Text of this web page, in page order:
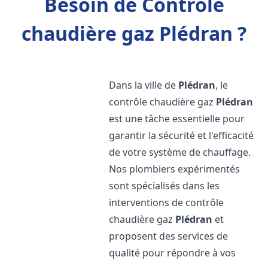
chaudière gaz Plédran ?
Dans la ville de Plédran, le
contrôle chaudière gaz Plédran
est une tâche essentielle pour
garantir la sécurité et l'efficacité
de votre système de chauffage.
Nos plombiers expérimentés
sont spécialisés dans les
interventions de contrôle
chaudière gaz Plédran et
proposent des services de
qualité pour répondre à vos